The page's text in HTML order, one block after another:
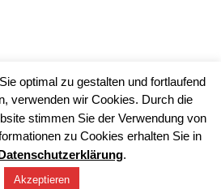
PartG mbB, Freie Architekten
BDA/DWB
optimal zu gestalten und fortlaufend
verwenden wir Cookies. Durch die
stimmen Sie der Verwendung von
zu Cookies erhalten Sie in
.
Akzeptieren